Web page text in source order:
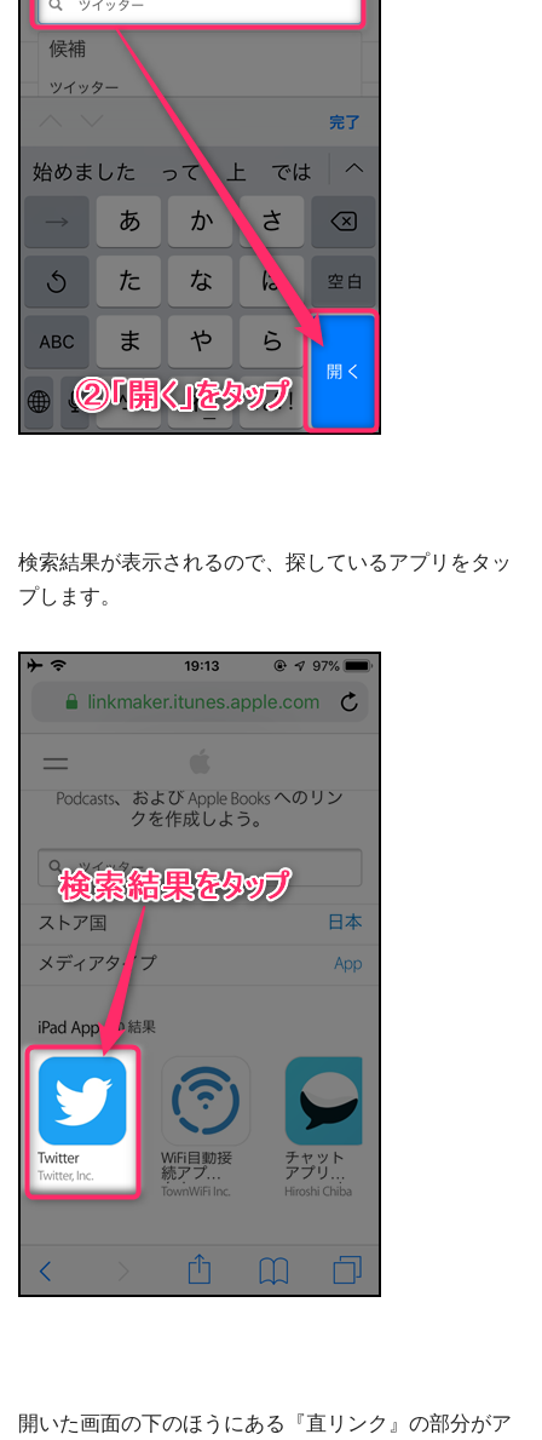
検索結果が表示されるので、探しているアプリをタッ
プします。
開いた画面の下のほうにある『直リンク』の部分がア